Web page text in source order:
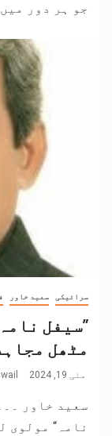
جو ہر دور
سرائیکی سعید خاور
”سیفل
مٹھل
مئی 19, 2024
سعید خاور
نامہ“ مولوی